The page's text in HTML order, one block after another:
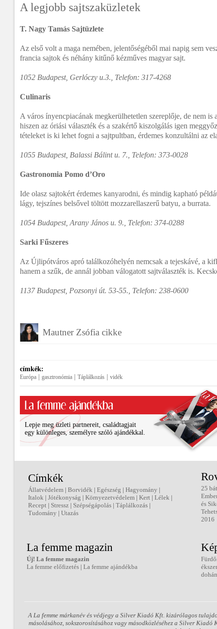
A legjobb sajtszaküzletek
T. Nagy Tamás Sajtüzlete
Az első volt a maga nemében, jelentőségéből mai napig sem
francia sajtok és néhány kitűnő kézműves magyar sajt.
1052 Budapest, Gerlóczy u.3., Telefon: 317-4268
Culinaris
A város ínyencpiacának megkerülhetetlen szereplője, de nem is
hiszen az óriási választék és a szakértő kiszolgálás igen
tételeket is ki lehet fogni a sajtpultban, érdemes konzultálni az
1055 Budapest, Balassi Bálint u. 7., Telefon: 373-0028
Gastronomia Pomo d’Oro
Ide olasz sajtokért érdemes kanyarodni, és mindig kapható
lágy, tejszínes belsővel töltött mozzarellaszerű batyu, a burrata.
1054 Budapest, Arany János u. 9., Telefon: 374-0288
Sarki Fűszeres
Az Újlipótváros apró találkozóhelyén nemcsak a tejeskávé, a
hanem a szűk, de annál jobban válogatott sajtválaszték is.
1137 Budapest, Pozsonyi út. 53-55., Telefon: 238-0600
Mautner Zsófia cikke
címkék:
Európa gasztronómia Táplálkozás vidék
Lepje meg üzleti partnereit, családtagjait
egy különleges, személyre szóló ajándékkal.
Címkék
Állatvédelem | Borvidék | Egészség | Hagyomány |
Italok | Jótékonyság | Környezetvédelem | Kert | Lélek |
Recept | Stressz | Szépségápolás | Táplálkozás |
Tudomány | Utazás
25
és
2016
La femme magazin
Új! La femme magazin
La femme előfizetés | La femme ajándékba
A La femme márkanév és védjegy a Silver Kiadó Kft. kizárólagos
másolásához, sokszorosításához vagy másodközléséhez a Silver